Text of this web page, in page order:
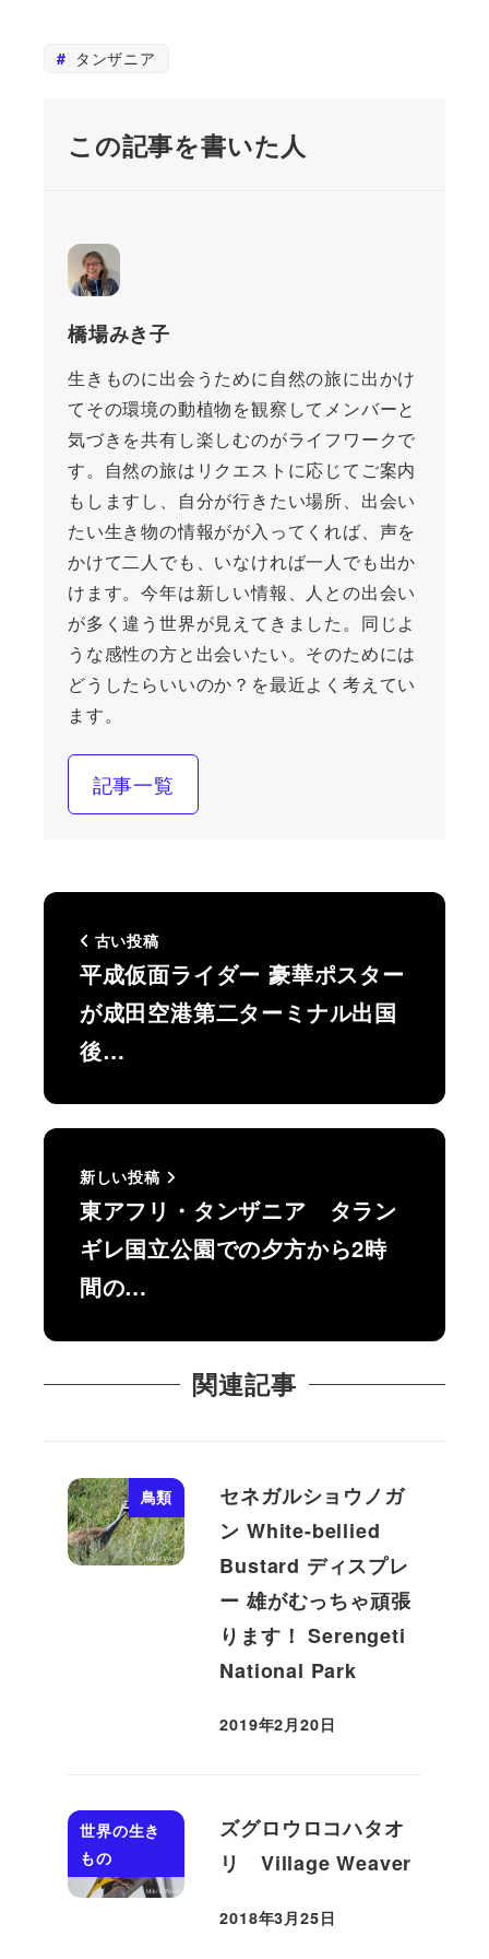
タンザニア
この記事を書いた人
橋場みき子
生きものに出会うために自然の旅に出かけ
てその環境の動植物を観察してメンバーと
気づきを共有し楽しむのがライフワークで
す。自然の旅はリクエストに応じてご案内
もしますし、自分が行きたい場所、出会い
たい生き物の情報がが入ってくれば、声を
かけて二人でも、いなければ一人でも出か
けます。今年は新しい情報、人との出会い
が多く違う世界が見えてきました。同じよ
うな感性の方と出会いたい。そのためには
どうしたらいいのか？を最近よく考えてい
ます。
記事一覧
古い投稿
平成仮面ライダー 豪華ポスター
が成田空港第二ターミナル出国
後…
新しい投稿
東アフリ・タンザニア タラン
ギレ国立公園での夕方から2時
間の…
関連記事
鳥類
セネガルショウノガ
ン White-bellied
Bustard ディスプレ
ー 雄がむっちゃ頑張
ります！ Serengeti
National Park
投稿日
2019年2月20日
世界の生き
もの
ズグロウロコハタオ
リ Village Weaver
投稿日
2018年3月25日